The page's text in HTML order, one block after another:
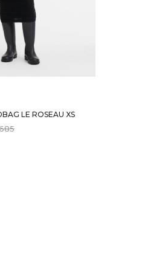
LE ROSEAU XS